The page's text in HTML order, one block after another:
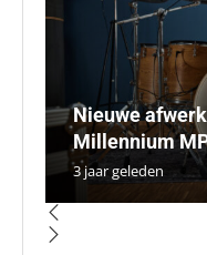
Nieuwe
Millennium
3 jaar geleden